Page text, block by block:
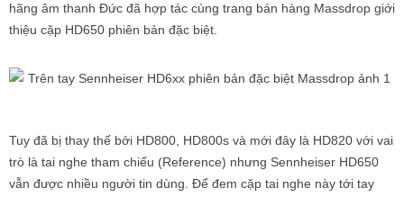
hãng âm thanh Đức đã hợp tác cùng trang bán hàng Massdrop giới
thiệu cặp HD650 phiên bản đặc biệt.
Tuy đã bị thay thế bởi HD800, HD800s và mới đây là HD820 với vai
trò là tai nghe tham chiếu (Reference) nhưng Sennheiser HD650
vẫn được nhiều người tin dùng. Để đem cặp tai nghe này tới tay